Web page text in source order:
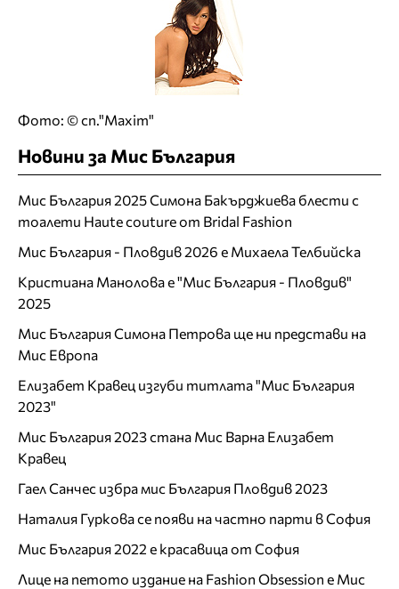
Фото: © сп."Maxim"
Новини за Мис България
Мис България 2025 Симона Бакърджиева блести с
тоалети Haute couture от Bridal Fashion
Мис България - Пловдив 2026 е Михаела Телбийска
Кристиана Манолова е "Мис България - Пловдив"
2025
Мис България Симона Петрова ще ни представи на
Мис Европа
Елизабет Кравец изгуби титлата "Мис България
2023"
Мис България 2023 стана Мис Варна Елизабет
Кравец
Гаел Санчес избра мис България Пловдив 2023
Наталия Гуркова се появи на частно парти в София
Мис България 2022 е красавица от София
Лице на петото издание на Fashion Obsession е Мис